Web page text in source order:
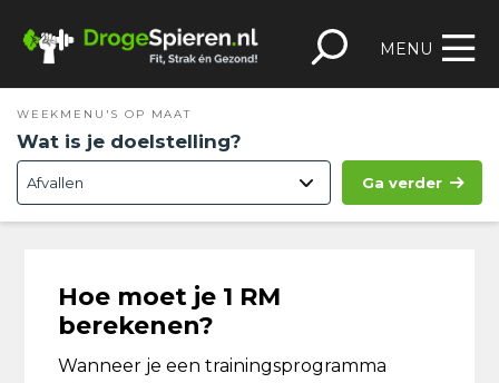
naar
naar
inhoud
naar
sidebar
footer
MENU
WEEKMENU'S OP MAAT
Wat is je doelstelling?
Ga verder
Hoe moet je 1 RM
berekenen?
Wanneer je een trainingsprogramma